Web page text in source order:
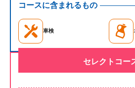
コースに含まれるもの
車検
セレクトコー